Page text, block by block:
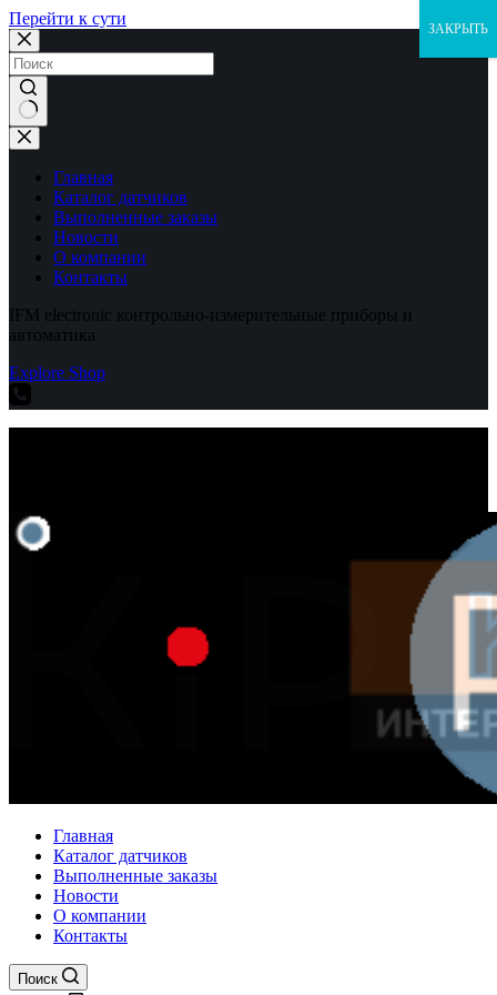
Перейти к сути
Ничего
не
найденоГлавная
Каталог датчиков
Выполненные заказы
Новости
О компании
Контакты
IFM electronic контрольно-измерительные приборы и
автоматика
Explore Shop
Главная
Каталог датчиков
Выполненные заказы
Новости
О компании
Контакты
Поиск
ЗАКРЫТЬ